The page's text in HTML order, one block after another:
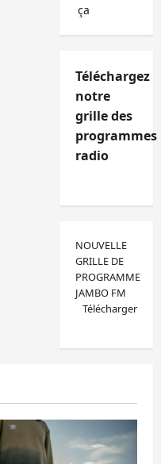
ça
Téléchargez
notre
grille des
programmes
radio
NOUVELLE
GRILLE DE
PROGRAMME
JAMBO FM
Télécharger